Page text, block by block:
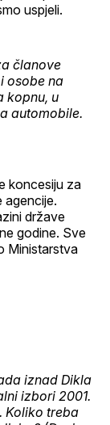
uspjeli.
članove
osobe na
kopnu, u
automobile.
koncesiju za
agencije.
države
godine. Sve
Ministarstva
iznad Dikla
izbori 2001.
Koliko treba